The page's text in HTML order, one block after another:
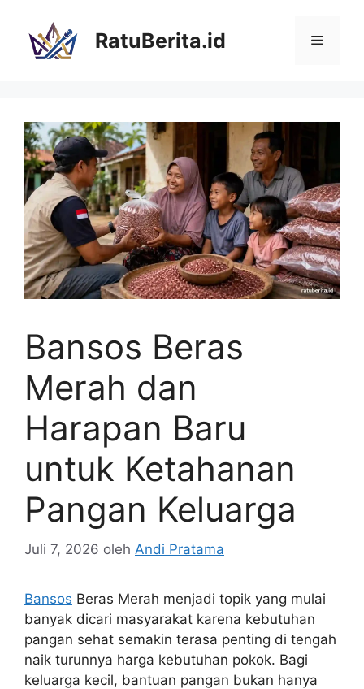
RatuBerita.id Menu
Bansos Beras
Merah dan
Harapan Baru
untuk Ketahanan
Pangan Keluarga
Juli 7, 2026 oleh Andi Pratama
Bansos Beras Merah menjadi topik yang mulai
banyak dicari masyarakat karena kebutuhan
pangan sehat semakin terasa penting di tengah
naik turunnya harga kebutuhan pokok. Bagi
keluarga kecil, bantuan pangan bukan hanya